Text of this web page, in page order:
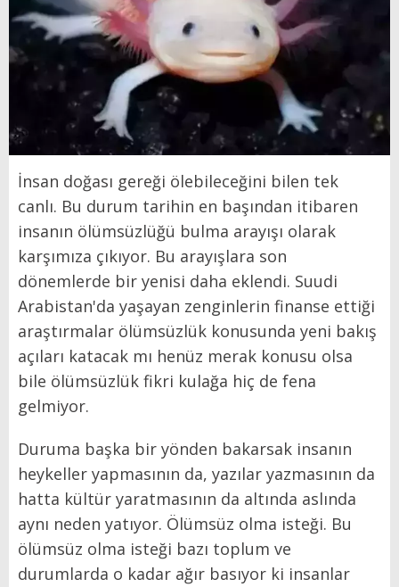
İnsan doğası gereği ölebileceğini bilen tek
canlı. Bu durum tarihin en başından itibaren
insanın ölümsüzlüğü bulma arayışı olarak
karşımıza çıkıyor. Bu arayışlara son
dönemlerde bir yenisi daha eklendi. Suudi
Arabistan'da yaşayan zenginlerin finanse ettiği
araştırmalar ölümsüzlük konusunda yeni bakış
açıları katacak mı henüz merak konusu olsa
bile ölümsüzlük fikri kulağa hiç de fena
gelmiyor.
Duruma başka bir yönden bakarsak insanın
heykeller yapmasının da, yazılar yazmasının da
hatta kültür yaratmasının da altında aslında
aynı neden yatıyor. Ölümsüz olma isteği. Bu
ölümsüz olma isteği bazı toplum ve
durumlarda o kadar ağır basıyor ki insanlar